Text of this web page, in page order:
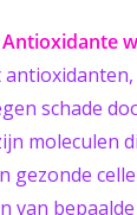
Antioxidante
schade
moleculen
gezonde
van